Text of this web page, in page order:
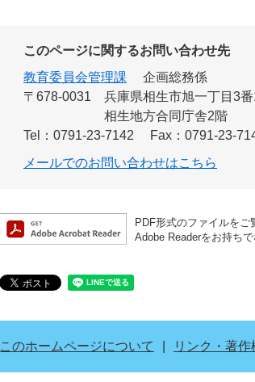
このページに関するお問い合わせ先
教育委員会管理課
企画総務係
〒678-0031
兵庫県相生市旭一丁目3
相生地方合同庁舎2階
Tel：0791-23-7142
Fax：0791-23-
メールでのお問い合わせはこちら
PDF形式のファイルをご
Adobe Readerをお持ち
このホームページについて リンク・著